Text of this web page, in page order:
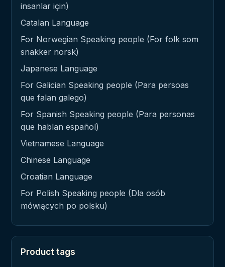
insanlar için)
Catalan Language
For Norwegian Speaking people (For folk som
snakker norsk)
Japanese Language
For Galician Speaking people (Para persoas
que falan galego)
For Spanish Speaking people (Para personas
que hablan español)
Vietnamese Language
Chinese Language
Croatian Language
For Polish Speaking people (Dla osób
mówiących po polsku)
Product tags